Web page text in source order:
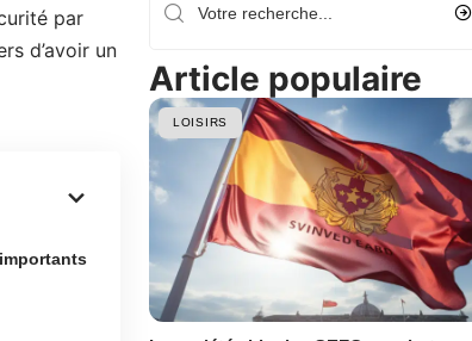
par
d’avoir un
Article populaire
LOISIRS